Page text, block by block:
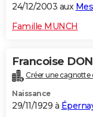
24/12/2003 aux
Famille MUNCH
Francoise
Créer une cagnotte
Naissance
29/11/1929 à